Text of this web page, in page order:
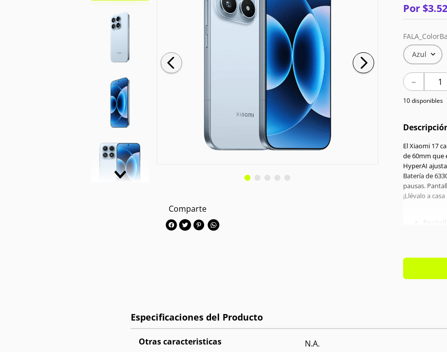
Comparte
Por$3.
Azul
－
10 disponibles
El Xiaomi 17
de 60mm que
HyperAI
Batería de
pausas.
¡Llévalo a
Otras caracteristicas N.A.
10